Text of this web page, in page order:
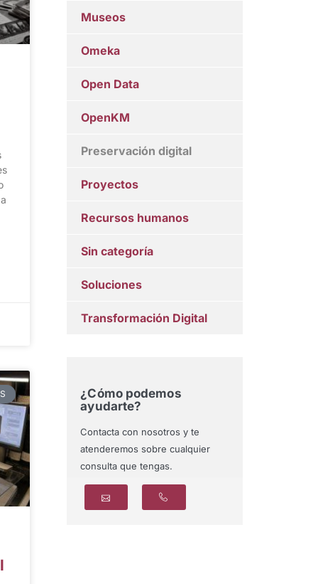
Museos
Omeka
Open Data
OpenKM
Preservación digital
Proyectos
Recursos humanos
Sin categoría
Soluciones
Transformación Digital
¿Cómo podemos
ayudarte?
Contacta con nosotros y te
atenderemos sobre cualquier
consulta que tengas.